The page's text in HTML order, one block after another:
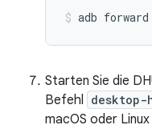
adb forward
Starten Sie die
Befehl
macOS oder